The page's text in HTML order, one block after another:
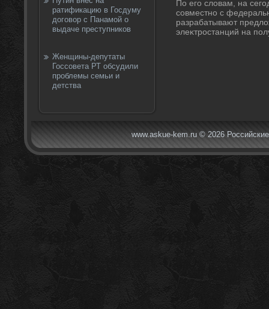
ратификацию в Госдуму
договор с Панамой о
выдаче преступников
Женщины-депутаты
Госсовета РТ обсудили
проблемы семьи и
детства
По его слοвам, на
совместно с
разрабатывают
элеκтростанций на
www.askue-kem.ru © 2026